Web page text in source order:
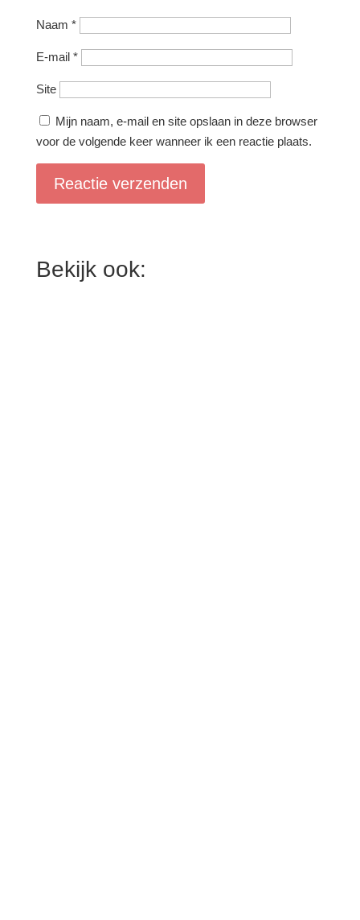
Naam *
E-mail *
Site
Mijn naam, e-mail en site opslaan in deze browser
voor de volgende keer wanneer ik een reactie plaats.
Bekijk ook: